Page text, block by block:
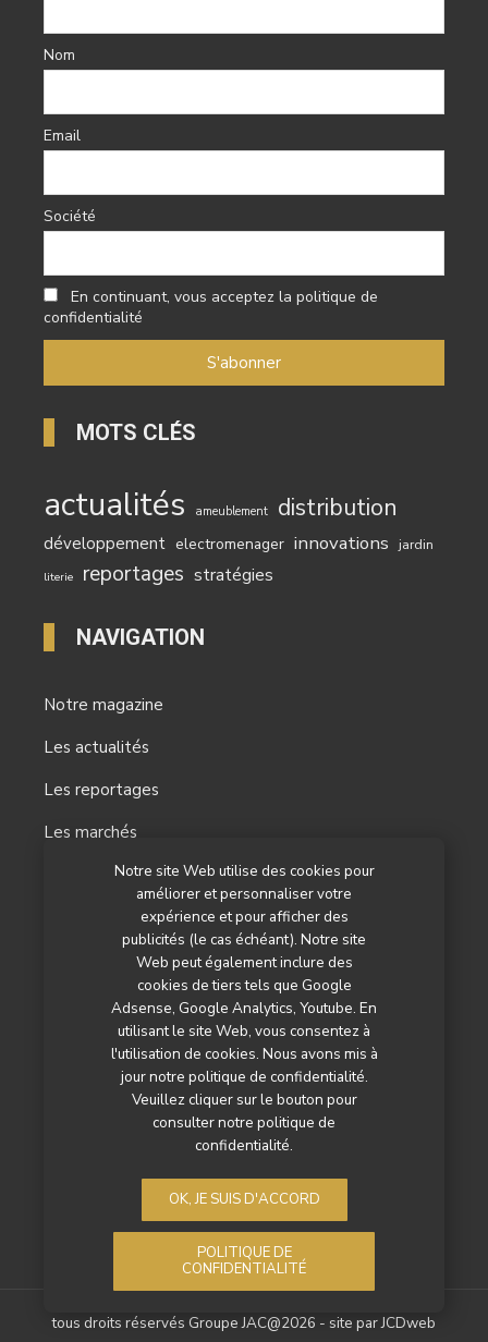
Notre site Web utilise des cookies pour
améliorer et personnaliser votre
expérience et pour afficher des
publicités (le cas échéant). Notre site
Web peut également inclure des
cookies de tiers tels que Google
Adsense, Google Analytics, Youtube. En
utilisant le site Web, vous consentez à
l'utilisation de cookies. Nous avons mis à
jour notre politique de confidentialité.
Veuillez cliquer sur le bouton pour
consulter notre politique de
confidentialité.
OK, JE SUIS D'ACCORD
POLITIQUE DE
CONFIDENTIALITÉ
Nom
Email
Société
En continuant, vous acceptez la politique de
confidentialité
MOTS CLÉS
actualités ameublement distribution
développement electromenager innovations jardin
literie reportages stratégies
NAVIGATION
Notre magazine
Les actualités
Les reportages
Les marchés
Nos autres titres
Qui sommes-nous ?
Contactez-nous
Mentions légales
Politique de confidentialité
tous droits réservés Groupe JAC@2026 - site parJCDweb